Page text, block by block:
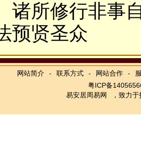
诸所修行非事
预贤圣众
网站简介 - 联系方式 - 网站合作 -
粤ICP备
易安居周易网
，致力